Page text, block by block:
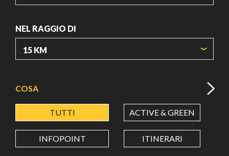
NEL RAGGIO DI
LATITUDINE
COSA
TUTTI ACTIVE & GREEN
INFOPOINT ITINERARI